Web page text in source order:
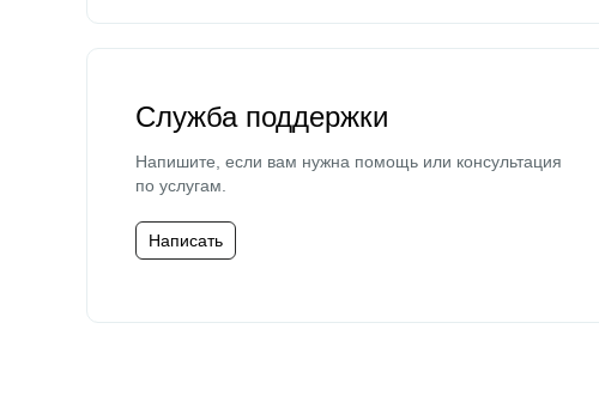
Служба поддержки
Напишите, если вам нужна помощь или консультация
по услугам.
Написать